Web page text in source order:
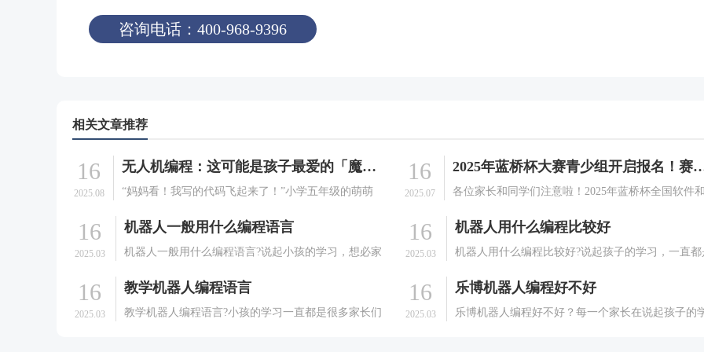
咨询电话：400-968-9396
相关文章推荐
16
2025.08
无人机编程：这可能是孩子最爱的「魔法课」！
“妈妈看！我写的代码飞起来了！”小学五年级的萌萌
烁着成就感的光芒。这不是科幻电影中的场景，而是
出屏幕，学习变.
16
2025.07
2025年蓝桥杯大赛青少组开启报名！赛
各位家长和同学们注意啦！2025年蓝桥杯全国软件和
场面向在校中小学生的全国性竞赛，秉承公平、公
才能的舞台。下.
16
2025.03
机器人一般用什么编程语言
机器人一般用什么编程语言?说起小孩的学习，想必家
的学习方面可以说是相当耐心的。会给孩子选择一些
孩子去学习机器.
16
2025.03
机器人用什么编程比较好
机器人用什么编程比较好?说起孩子的学习，一直都
养孩子的学习方面可以说是相当的耐心的。会给孩子
的家长想要孩子.
16
2025.03
教学机器人编程语言
教学机器人编程语言?小孩的学习一直都是很多家长们
16
2025.03
乐博机器人编程好不好
乐博机器人编程好不好？每一个家长在说起孩子的